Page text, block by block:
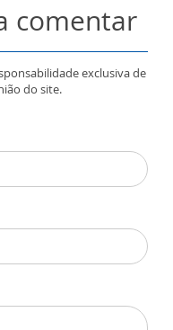
comentar
exclusiva de
do site.